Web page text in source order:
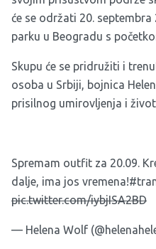
će se održati 20.
parku u Beogradu s
Skupu će se pridružiti i
osoba u Srbiji, bojnica
prisilnog umirovljenja i
Spremam outfit za 20.09.
dalje, ima jos
pic.twitter.com/iybjISA2BD
— Helena Wolf